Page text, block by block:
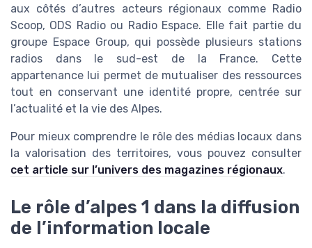
aux côtés d’autres acteurs régionaux comme Radio
Scoop, ODS Radio ou Radio Espace. Elle fait partie du
groupe Espace Group, qui possède plusieurs stations
radios dans le sud-est de la France. Cette
appartenance lui permet de mutualiser des ressources
tout en conservant une identité propre, centrée sur
l’actualité et la vie des Alpes.
Pour mieux comprendre le rôle des médias locaux dans
la valorisation des territoires, vous pouvez consulter
cet article sur l’univers des magazines régionaux.
Le rôle d’alpes 1 dans la diffusion
de l’information locale